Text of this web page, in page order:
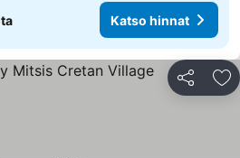
Katso hinnat
Jaa